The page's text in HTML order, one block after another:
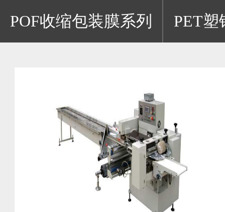
POF收缩包装膜系列 PET